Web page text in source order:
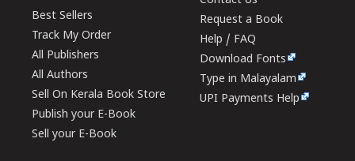
Best Sellers
Track My Order
All Publishers
All Authors
Sell On Kerala Book Store
Publish your E-Book
Sell your E-Book
Request a Book
Help / FAQ
Download Fonts
Type in Malayalam
UPI Payments Help